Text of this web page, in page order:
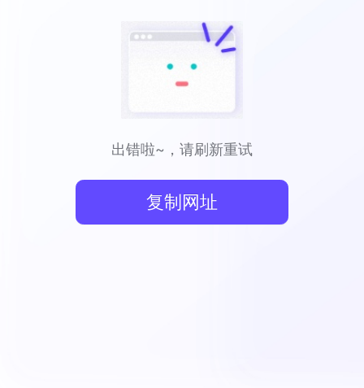
出错啦~，请刷新重试
复制网址